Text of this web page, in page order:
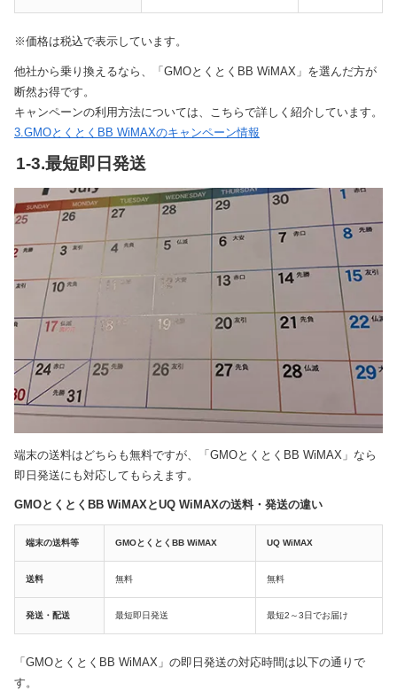
※価格は税込で表示しています。
他社から乗り換えるなら、「GMOとくとくBB WiMAX」を選んだ方が
断然お得です。
キャンペーンの利用方法については、こちらで詳しく紹介しています。
3.GMOとくとくBB WiMAXのキャンペーン情報
1-3.最短即日発送
端末の送料はどちらも無料ですが、「GMOとくとくBB WiMAX」なら
即日発送にも対応してもらえます。
GMOとくとくBB WiMAXとUQ WiMAXの送料・発送の違い
端末の送料等 GMOとくとくBB WiMAX UQ WiMAX
送料 無料 無料
発送・配送 最短即日発送 最短2～3日でお届け
「GMOとくとくBB WiMAX」の即日発送の対応時間は以下の通りで
す。